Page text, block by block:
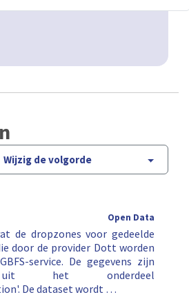
Wijzig de volgorde
Open Data
de dropzones voor gedeelde
door de provider Dott worden
service. De gegevens zijn
uit het onderdeel
De dataset wordt …